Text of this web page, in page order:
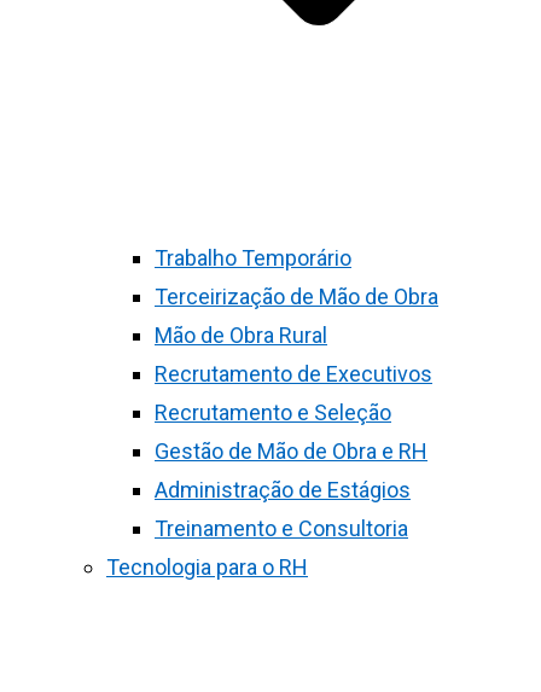
Trabalho Temporário
Terceirização de Mão de Obra
Mão de Obra Rural
Recrutamento de Executivos
Recrutamento e Seleção
Gestão de Mão de Obra e RH
Administração de Estágios
Treinamento e Consultoria
Tecnologia para o RH